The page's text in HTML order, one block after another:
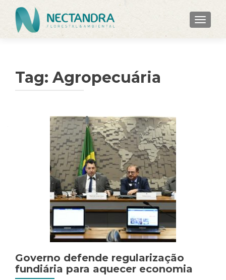
Tag: Agropecuária
Governo defende regularização
fundiária para aquecer economia